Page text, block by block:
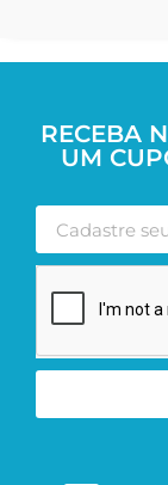
RECEBA
UM